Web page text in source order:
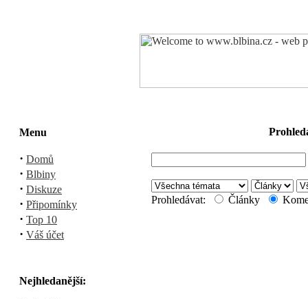
Menu
· Domů
· Blbiny
· Diskuze
· Připomínky
· Top 10
· Váš účet
Nejhledanější:
Prohledávat: Články